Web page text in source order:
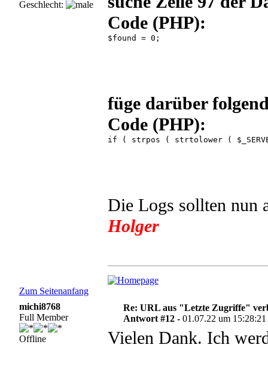
Geschlecht:
Code (PHP):
$found = 0;
füge darüber
Code (PHP):
if ( strpos ( strtolower (
Die Logs sollten nun
Holger
Zum Seitenanfang
michi8768
Full Member
Offline
Re: URL aus "Letzte Zugriffe"
Antwort #12 -01.07.22 um 15:28:21
Vielen Dank. Ich